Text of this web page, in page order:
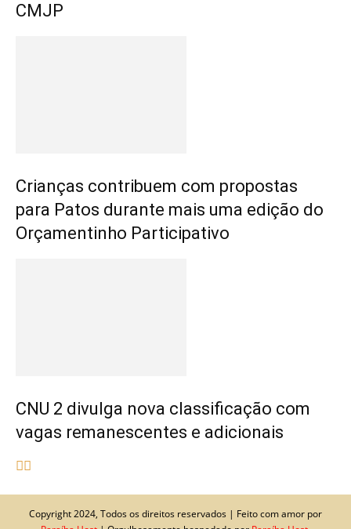
CMJP
Crianças contribuem com propostas
para Patos durante mais uma edição do
Orçamentinho Participativo
CNU 2 divulga nova classificação com
vagas remanescentes e adicionais
Copyright 2024, Todos os direitos reservados | Feito com amor por